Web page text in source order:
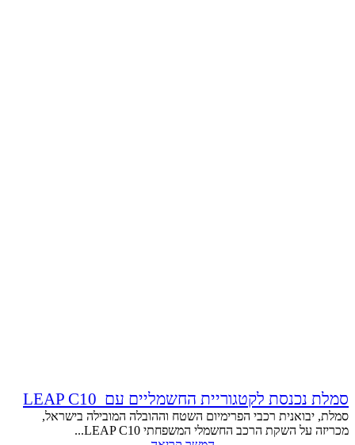
סמלת נכנסת לקטגוריית החשמליים עם LEAP C10
סמלת, יבואנית רכבי הפרימיום השטח וההובלה המובילה בישראל,
מכריזה על השקת הרכב החשמלי המשפחתי LEAP C10...